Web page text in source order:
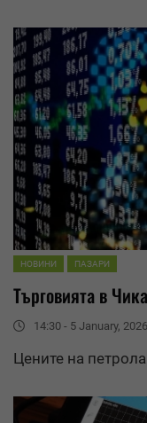
НОВИНИ ПАЗАРИ
Търговията в
14:30 - 5 January, 2026
Цените на